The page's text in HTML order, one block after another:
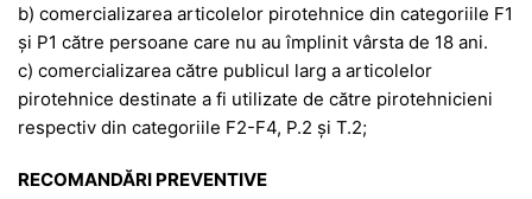
b) comercializarea articolelor pirotehnice din categoriile F1
şi P1 către persoane care nu au împlinit vârsta de 18 ani.
c) comercializarea către publicul larg a articolelor
pirotehnice destinate a fi utilizate de către pirotehnicieni
respectiv din categoriile F2-F4, P.2 şi T.2;
RECOMANDĂRI PREVENTIVE